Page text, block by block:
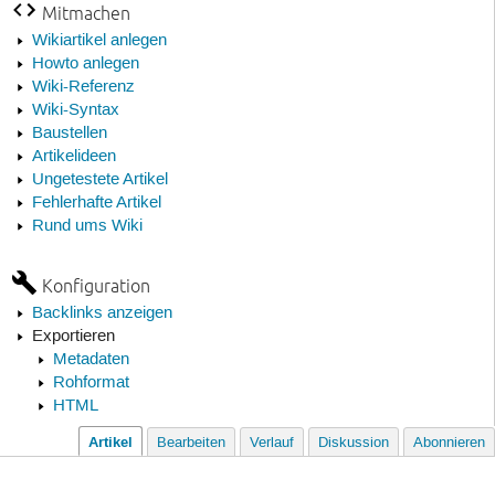
Mitmachen
Wikiartikel anlegen
Howto anlegen
Wiki-Referenz
Wiki-Syntax
Baustellen
Artikelideen
Ungetestete Artikel
Fehlerhafte Artikel
Rund ums Wiki
Konfiguration
Backlinks anzeigen
Exportieren
Metadaten
Rohformat
HTML
Artikel Bearbeiten Verlauf Diskussion Abonnieren